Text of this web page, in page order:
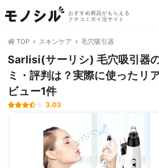
おすすめ商品がもらえる
クチコミポイ活サイト
TOP スキンケア 毛穴吸引器
Sarlisi(サーリシ) 毛穴吸引器
ミ・評判は？実際に使ったリ
ビュー1件
3.03